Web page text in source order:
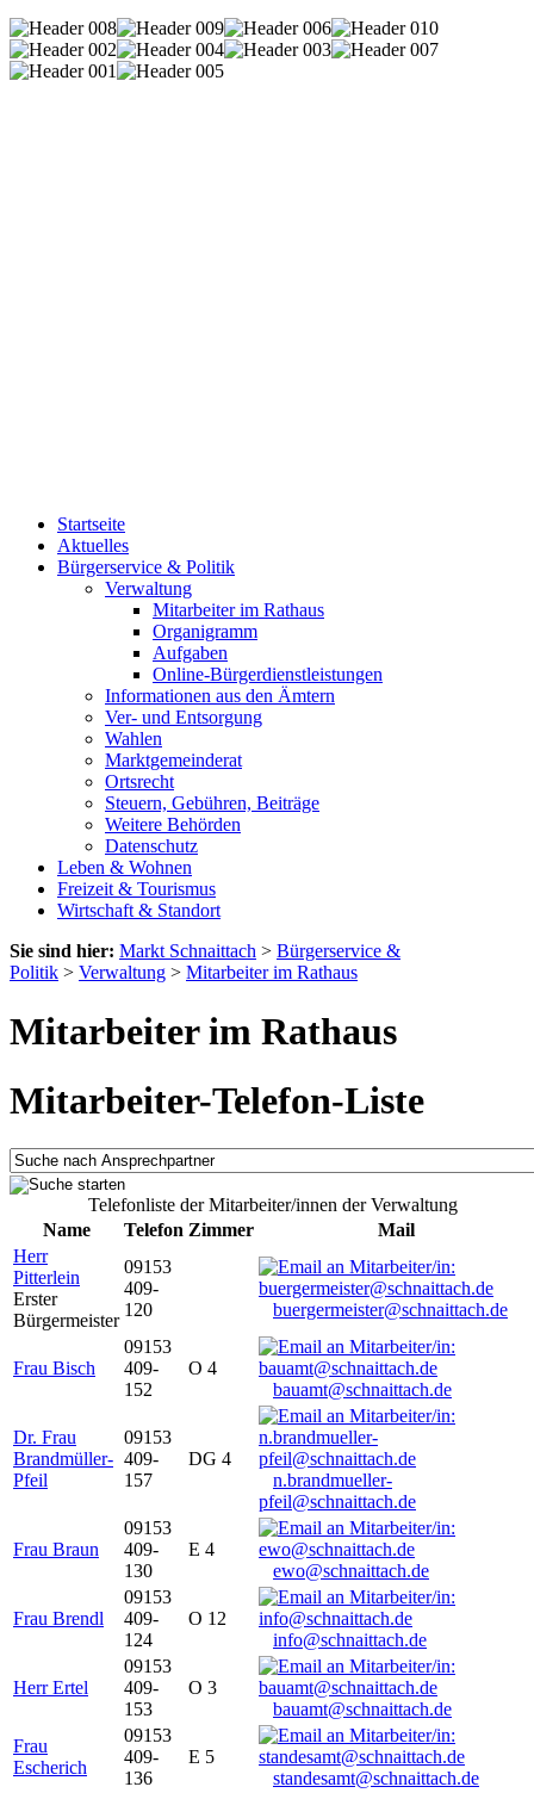
Startseite
Aktuelles
Bürgerservice & Politik
Verwaltung
Mitarbeiter im Rathaus
Organigramm
Aufgaben
Online-Bürgerdienstleistungen
Informationen aus den Ämtern
Ver- und Entsorgung
Wahlen
Marktgemeinderat
Ortsrecht
Steuern, Gebühren, Beiträge
Weitere Behörden
Datenschutz
Leben & Wohnen
Freizeit & Tourismus
Wirtschaft & Standort
Sie sind hier: Markt Schnaittach > Bürgerservice &
Politik > Verwaltung > Mitarbeiter im Rathaus
Mitarbeiter im Rathaus
Mitarbeiter-Telefon-Liste
Telefonliste der Mitarbeiter/innen der Verwaltung
Name
Telefon Zimmer
Mail
Herr
Pitterlein
Erster
Bürgermeister
09153
409-
120
buergermeister@schnaittach.de
Frau Bisch
09153
409-
152
O 4
bauamt@schnaittach.de
Dr. Frau
Brandmüller-
Pfeil
09153
409-
157
DG 4
n.brandmueller-
pfeil@schnaittach.de
Frau Braun
09153
409-
130
E 4
ewo@schnaittach.de
Frau Brendl
09153
409-
124
O 12
info@schnaittach.de
Herr Ertel
09153
409-
153
O 3
bauamt@schnaittach.de
Frau
Escherich
09153
409-
136
E 5
standesamt@schnaittach.de